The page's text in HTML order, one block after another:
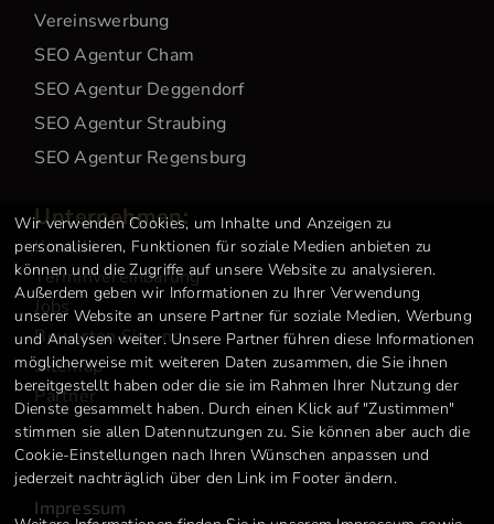
Vereinswerbung
SEO Agentur Cham
SEO Agentur Deggendorf
SEO Agentur Straubing
SEO Agentur Regensburg
Unternehmen:
Kontakt
Terminvereinbarung
Jobs
Bewerten Sie uns
Sitemap
Partner
Impressum
Wir verwenden Cookies, um Inhalte und Anzeigen zu
personalisieren, Funktionen für soziale Medien anbieten zu
können und die Zugriffe auf unsere Website zu analysieren.
Außerdem geben wir Informationen zu Ihrer Verwendung
unserer Website an unsere Partner für soziale Medien, Werbung
und Analysen weiter. Unsere Partner führen diese Informationen
möglicherweise mit weiteren Daten zusammen, die Sie ihnen
bereitgestellt haben oder die sie im Rahmen Ihrer Nutzung der
Dienste gesammelt haben. Durch einen Klick auf "Zustimmen"
stimmen sie allen Datennutzungen zu. Sie können aber auch die
Cookie-Einstellungen nach Ihren Wünschen anpassen und
jederzeit nachträglich über den Link im Footer ändern.